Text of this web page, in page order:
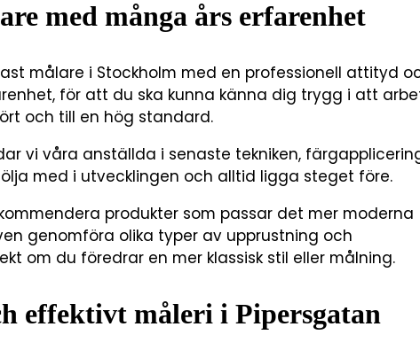
med många års erfarenhet
målare i Stockholm med en professionell attityd
för att du ska kunna känna dig trygg i att
och till en hög standard.
vi våra anställda i senaste tekniken,
med i utvecklingen och alltid ligga steget före.
produkter som passar det mer moderna
genomföra olika typer av upprustning och
om du föredrar en mer klassisk stil eller målning.
effektivt måleri i Pipersgatan